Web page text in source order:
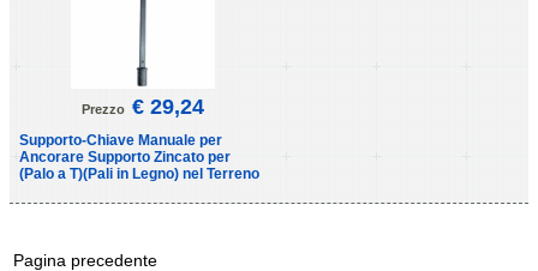
Prezzo € 29,24
Supporto-Chiave Manuale per
Ancorare Supporto Zincato per
(Palo a T)(Pali in Legno) nel Terreno
Pagina precedente